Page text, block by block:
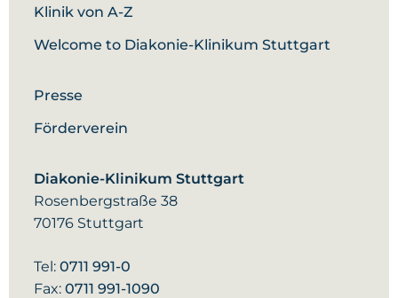
Klinik von A-Z
Welcome to Diakonie-Klinikum Stuttgart
Presse
Förderverein
Diakonie-Klinikum Stuttgart
Rosenbergstraße 38
70176 Stuttgart
Tel: 0711 991-0
Fax: 0711 991-1090